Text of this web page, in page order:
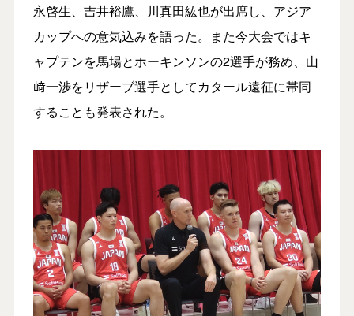
永啓生、吉井裕鷹、川真田紘也が出席し、アジア
カップへの意気込みを語った。また今大会ではキ
ャプテンを馬場とホーキンソンの2選手が務め、山
﨑一渉をリザーブ選手としてカタール遠征に帯同
することも発表された。